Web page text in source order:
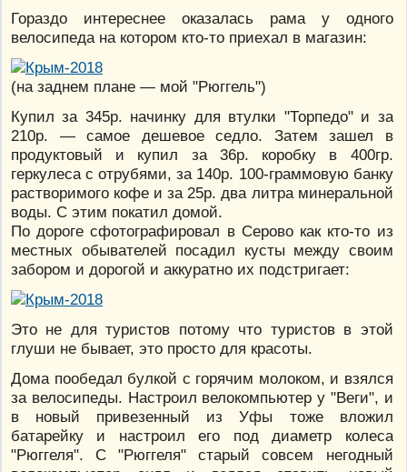
Гораздо интереснее оказалась рама у одного
велосипеда на котором кто-то приехал в магазин:
(на заднем плане — мой "Рюггель")
Купил за 345р. начинку для втулки "Торпедо" и за
210р. — самое дешевое седло. Затем зашел в
продуктовый и купил за 36р. коробку в 400гр.
геркулеса с отрубями, за 140р. 100-граммовую банку
растворимого кофе и за 25р. два литра минеральной
воды. С этим покатил домой.
По дороге сфотографировал в Серово как кто-то из
местных обывателей посадил кусты между своим
забором и дорогой и аккуратно их подстригает:
Это не для туристов потому что туристов в этой
глуши не бывает, это просто для красоты.
Дома пообедал булкой с горячим молоком, и взялся
за велосипеды. Настроил велокомпьютер у "Веги", и
в новый привезенный из Уфы тоже вложил
батарейку и настроил его под диаметр колеса
"Рюггеля". С "Рюггеля" старый совсем негодный